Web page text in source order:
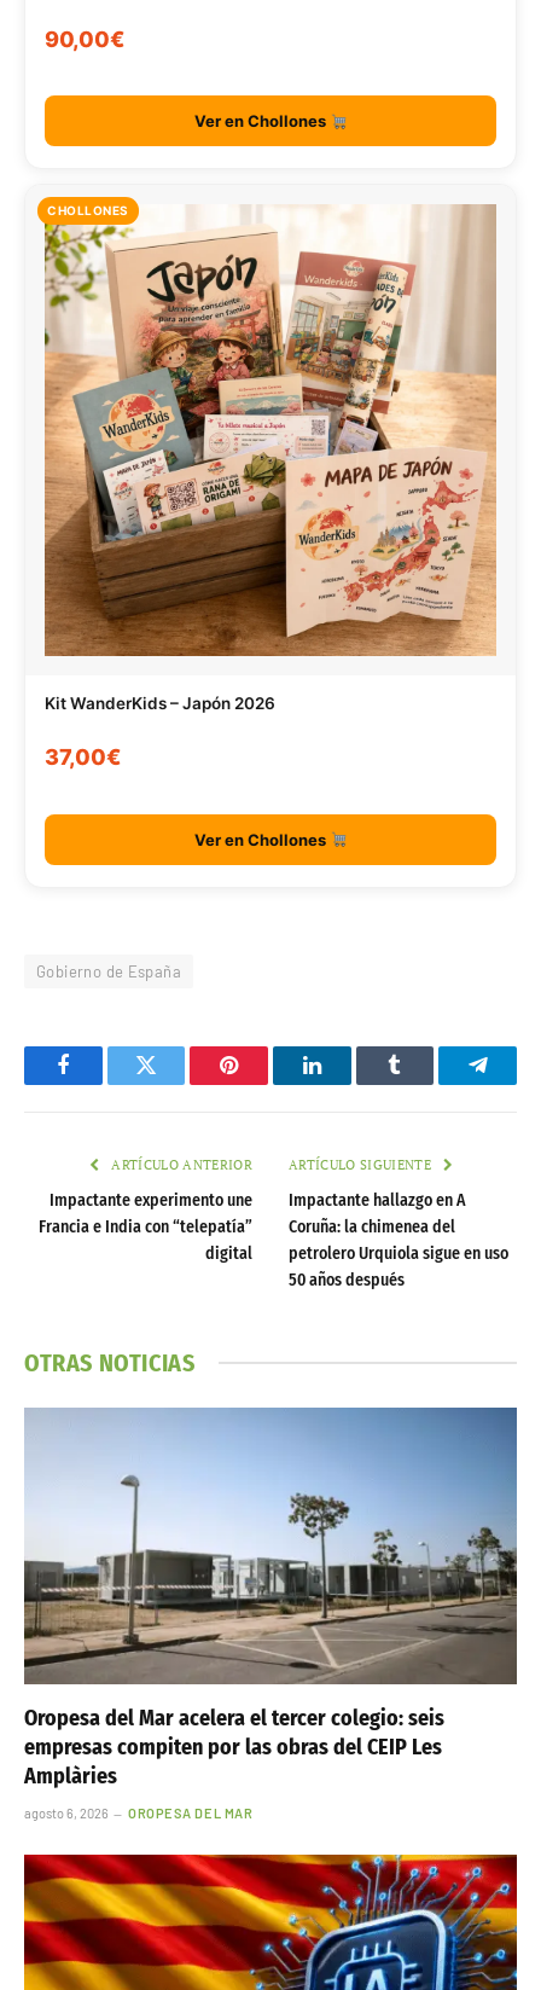
90,00€
Ver en Chollones
CHOLLONES
Kit WanderKids – Japón 2026
37,00€
Ver en Chollones
Gobierno de España
FacebookTwitter Pinterest LinkedInTumblr
ARTÍCULO ANTERIOR
Impactante experimento une
Francia e India con “telepatía”
digital
ARTÍCULO SIGUIENTE
Impactante hallazgo en A
Coruña: la chimenea del
petrolero Urquiola sigue en uso
50 años después
OTRAS NOTICIAS
Oropesa del Mar acelera el tercer colegio: seis
empresas compiten por las obras del CEIP Les
Amplàries
agosto 6, 2026 OROPESA DEL MAR